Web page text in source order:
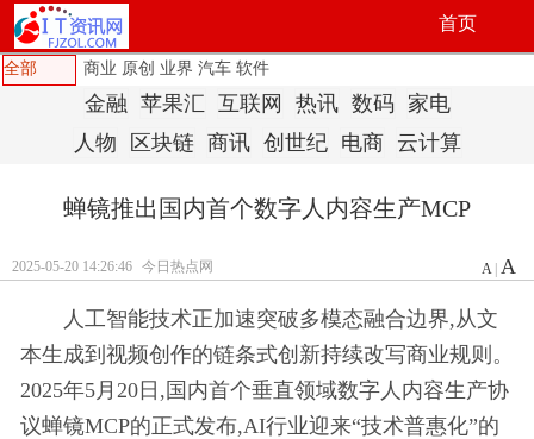
首页
全部 商业 原创 业界 汽车 软件
金融 苹果汇 互联网 热讯 数码
家电
人物
区块链 商讯 创世纪 电商 云计算
蝉镜推出国内首个数字人内容生产MCP
2025-05-20 14:26:46 今日热点网 A| A
人工智能技术正加速突破多模态融合边界,从文
本生成到视频创作的链条式创新持续改写商业规则。
2025年5月20日,国内首个垂直领域数字人内容生产协
议蝉镜MCP的正式发布,AI行业迎来“技术普惠化”的